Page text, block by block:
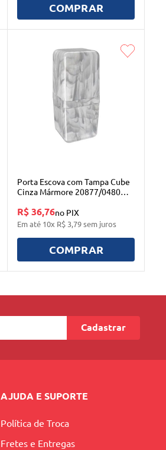
COMPRAR
Porta Escova com Tampa Cube
Cinza Mármore 20877/0480
R$ 36,76no PIX
Em até 10x R$ 3,79sem juros
COMPRAR
Cadastrar
AJUDA E SUPORTE
Política de Troca
Fretes e Entregas